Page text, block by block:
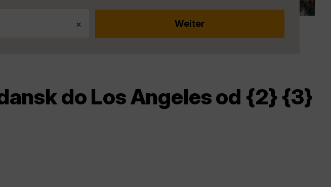
do Los Angeles od {2} {3}